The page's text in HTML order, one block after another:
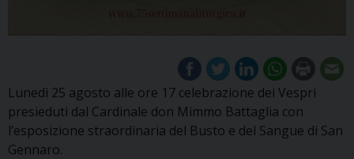
Lunedì 25 agosto alle ore 17 celebrazione dei Vespri
presieduti dal Cardinale don Mimmo Battaglia con
l’esposizione straordinaria del Busto e del Sangue di San
Gennaro.